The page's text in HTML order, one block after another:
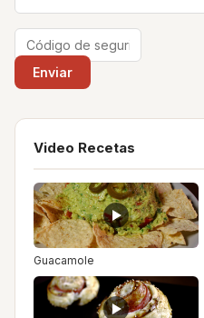
Video Recetas
Guacamole